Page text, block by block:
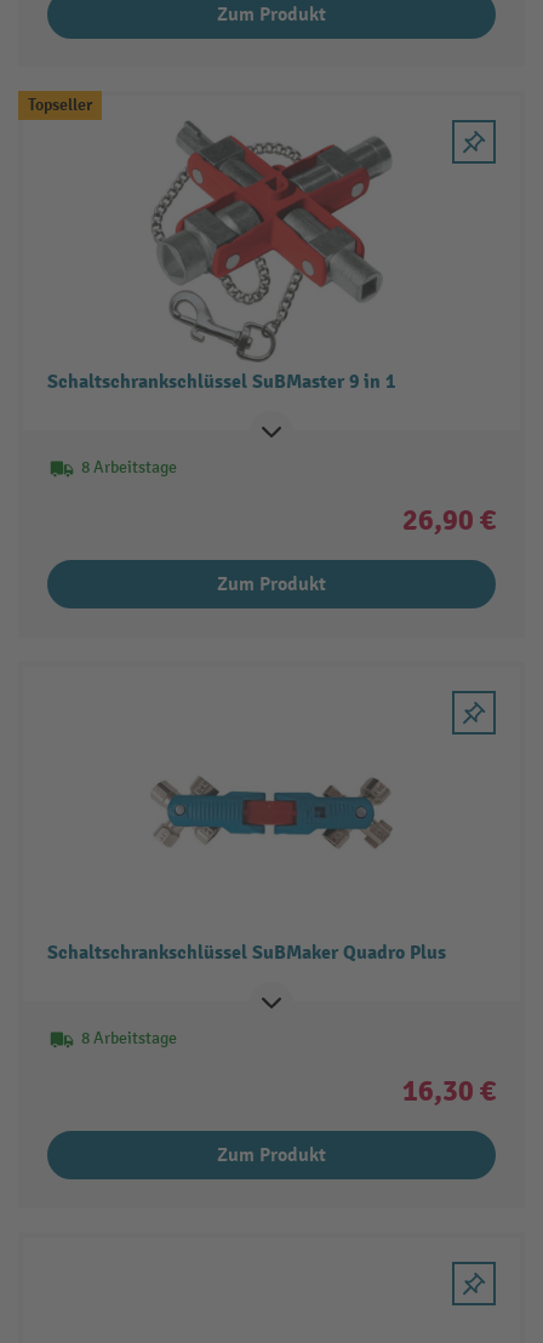
Zum Produkt
Topseller
Schaltschrankschlüssel SuBMaster 9 in 1
8 Arbeitstage
26,90 €
Zum Produkt
Schaltschrankschlüssel SuBMaker Quadro Plus
8 Arbeitstage
16,30 €
Zum Produkt